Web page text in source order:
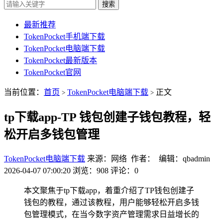
搜索
最新推荐
TokenPocket手机端下载
TokenPocket电脑端下载
TokenPocket最新版本
TokenPocket官网
当前位置： 首页 > TokenPocket电脑端下载 > 正文
tp下载app-TP 钱包创建子钱包教程，轻
松开启多钱包管理
TokenPocket电脑端下载 来源：网络 作者： 编辑：qbadmin
2026-04-07 07:00:20 浏览：908 评论：0
本文聚焦于tp下载app，着重介绍了TP钱包创建子
钱包的教程，通过该教程，用户能够轻松开启多钱
包管理模式，在当今数字资产管理需求日益增长的